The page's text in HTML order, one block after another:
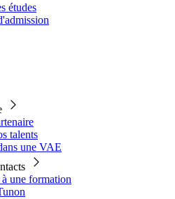
études
talents
une VAE
une formation